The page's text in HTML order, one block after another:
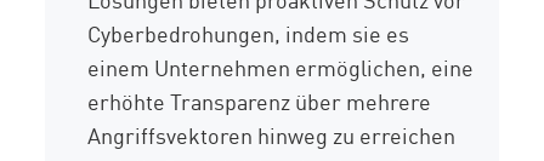
Cyberbedrohungen, indem sie es
einem Unternehmen ermöglichen, eine
erhöhte Transparenz über mehrere
Angriffsvektoren hinweg zu erreichen